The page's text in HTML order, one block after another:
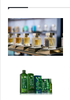
Kutladı!